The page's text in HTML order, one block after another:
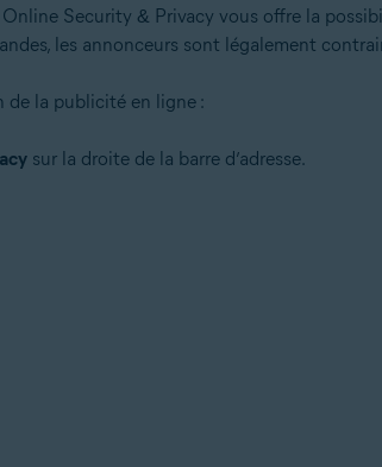
Online Security & Privacy vous offre la
les annonceurs sont légalement
de la publicité en ligne :
sur la droite de la barre d’adresse.